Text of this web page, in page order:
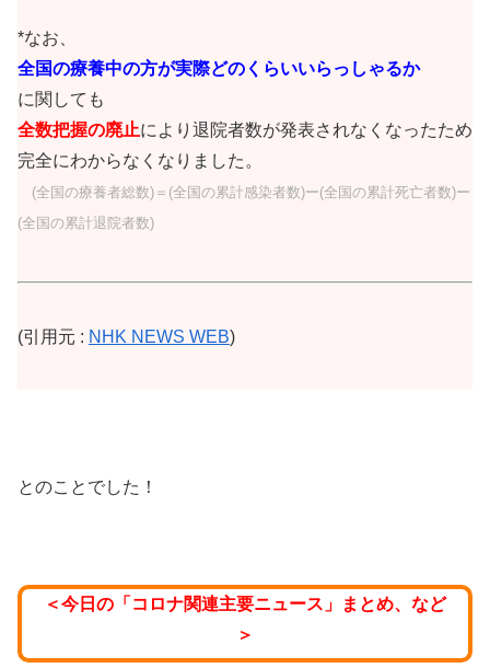
*なお、
全国の療養中の方が実際どのくらいいらっしゃるか
に関しても
全数把握の廃止により退院者数が発表されなくなったため
完全にわからなくなりました。
(全国の療養者総数)＝(全国の累計感染者数)ー(全国の累計死亡者数)ー
(全国の累計退院者数)
(引用元 : NHK NEWS WEB)
とのことでした！
＜今日の「コロナ関連主要ニュース」まとめ、など
＞